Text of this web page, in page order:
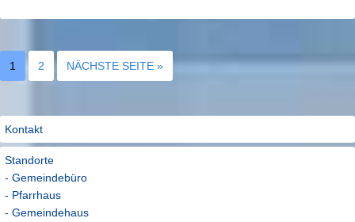
1 2 NÄCHSTE SEITE »
Kontakt
Standorte
- Gemeindebüro
- Pfarrhaus
- Gemeindehaus